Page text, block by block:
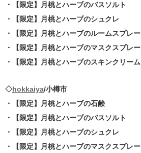
・【限定】月桃とハーブのバスソルト
・【限定】月桃とハーブのシュクレ
・【限定】月桃とハーブのルームスプレー
・【限定】月桃とハーブのマスクスプレー
・【限定】月桃とハーブのスキンクリーム
◇hokkaiya/小樽市
・【限定】月桃とハーブの石鹸
・【限定】月桃とハーブのバスソルト
・【限定】月桃とハーブのシュクレ
・【限定】月桃とハーブのマスクスプレー